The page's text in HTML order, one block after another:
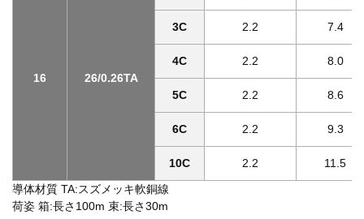
16 26/0.26TA
3C 2.2 7.4
4C 2.2 8.0
5C 2.2 8.6
6C 2.2 9.3
10C 2.2
11.5
導体材質 TA:スズメッキ軟銅線
荷姿 箱:長さ100m 束:長さ30m